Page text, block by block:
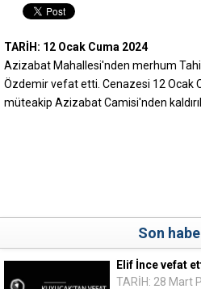
TARİH: 12 Ocak Cuma 2024
Azizabat Mahallesi'nden merhum
Özdemir vefat etti. Cenazesi 12 Ocak
müteakip Azizabat Camisi'nden
Son
Elif İnce vefat
TARİH: 28 Mart